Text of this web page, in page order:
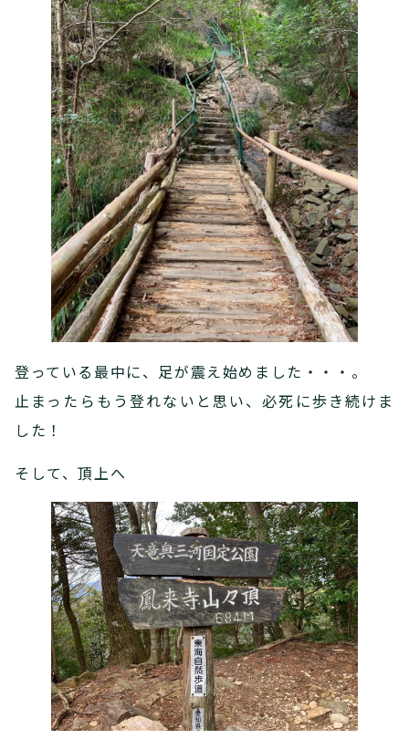
登っている最中に、足が震え始めました・・・。
止まったらもう登れないと思い、必死に歩き続けま
した！
そして、頂上へ